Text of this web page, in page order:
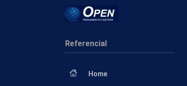
Referencial
Home